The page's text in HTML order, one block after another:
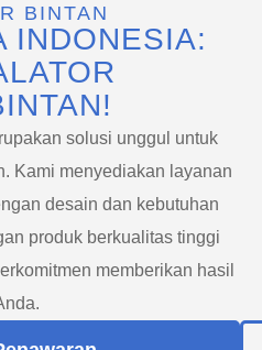
BINTAN
INDONESIA:
solusi unggul untuk
Kami menyediakan layanan
desain dan kebutuhan
produk berkualitas tinggi
memberikan hasil